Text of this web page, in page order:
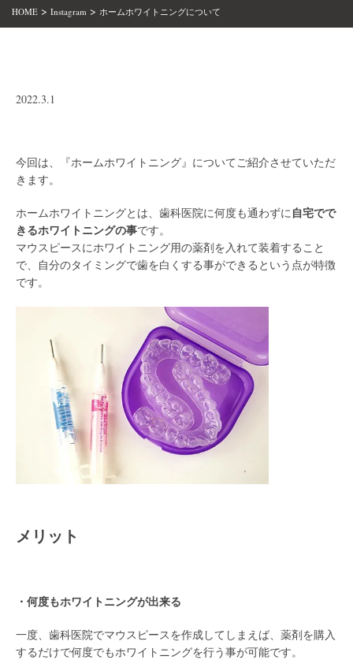
HOME > Instagram > ホームホワイトニングについて
2022.3.1
今回は、『ホームホワイトニング』についてご紹介させていただ
きます。
ホームホワイトニングとは、歯科医院に何度も通わずに自宅でで
きるホワイトニングの事です。
マウスピースにホワイトニング用の薬剤を入れて装着すること
で、自分のタイミングで歯を白くする事ができるという点が特徴
です。
メリット
・何度もホワイトニングが出来る
一度、歯科医院でマウスピースを作成してしまえば、薬剤を購入
するだけで何度でもホワイトニングを行う事が可能です。